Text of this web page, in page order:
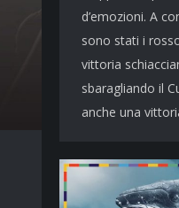
d’emozioni. A
sono stati i
vittoria
sbaragliando il
anche una